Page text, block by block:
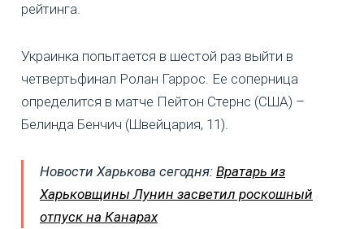
рейтинга.
Украинка попытается в шестой раз выйти в
четвертьфинал Ролан Гаррос. Ее соперница
определится в матче Пейтон Стернс (США) –
Белинда Бенчич (Швейцария, 11).
Новости Харькова сегодня: Вратарь из
Харьковщины Лунин засветил роскошный
отпуск на Канарах